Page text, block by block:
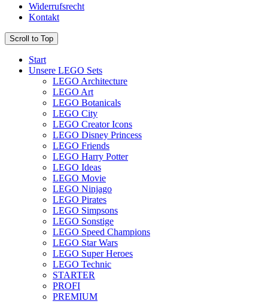
Widerrufsrecht
Kontakt
Scroll to Top
Start
Unsere LEGO Sets
LEGO Architecture
LEGO Art
LEGO Botanicals
LEGO City
LEGO Creator Icons
LEGO Disney Princess
LEGO Friends
LEGO Harry Potter
LEGO Ideas
LEGO Movie
LEGO Ninjago
LEGO Pirates
LEGO Simpsons
LEGO Sonstige
LEGO Speed Champions
LEGO Star Wars
LEGO Super Heroes
LEGO Technic
STARTER
PROFI
PREMIUM